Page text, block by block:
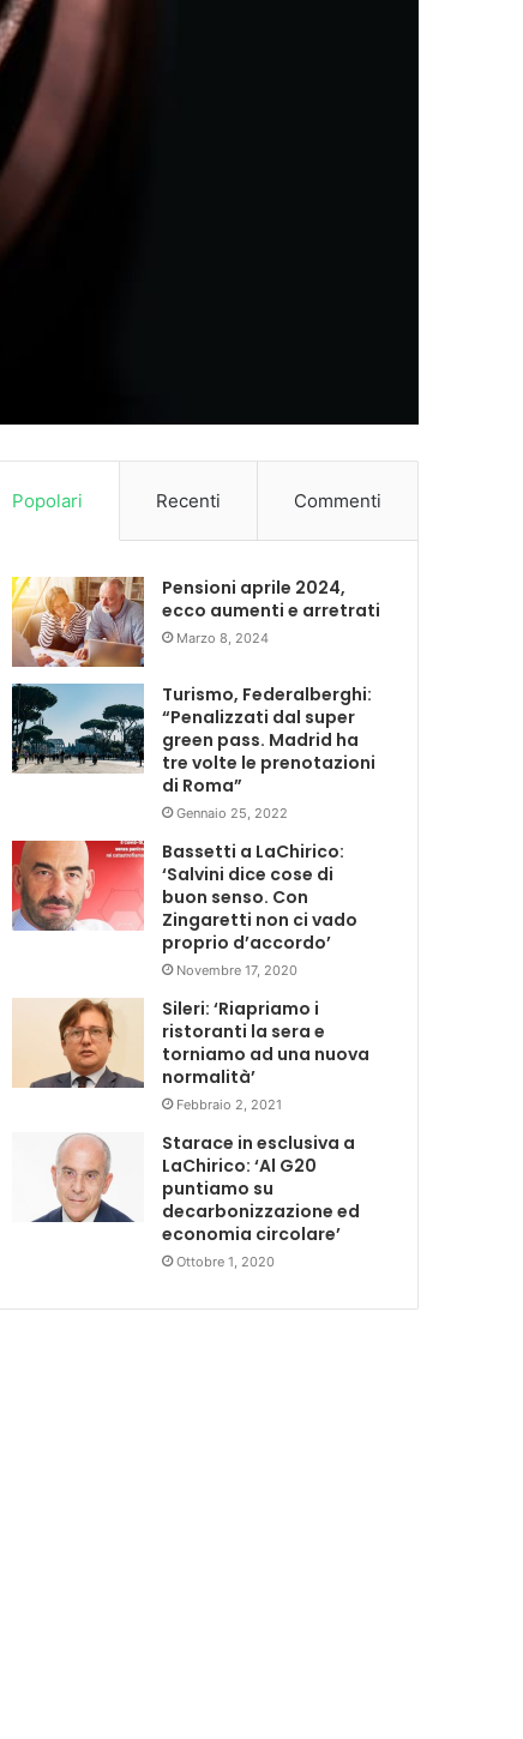
Popolari Recenti Commenti
Pensioni aprile 2024,
ecco aumenti e arretrati
Marzo 8, 2024
Turismo, Federalberghi:
“Penalizzati dal super
green pass. Madrid ha
tre volte le prenotazioni
di Roma”
Gennaio 25, 2022
Bassetti a LaChirico:
‘Salvini dice cose di
buon senso. Con
Zingaretti non ci vado
proprio d’accordo’
Novembre 17, 2020
Sileri: ‘Riapriamo i
ristoranti la sera e
torniamo ad una nuova
normalità’
Febbraio 2, 2021
Starace in esclusiva a
LaChirico: ‘Al G20
puntiamo su
decarbonizzazione ed
economia circolare’
Ottobre 1, 2020